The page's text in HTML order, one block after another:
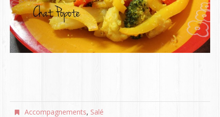
Accompagnements, Salé